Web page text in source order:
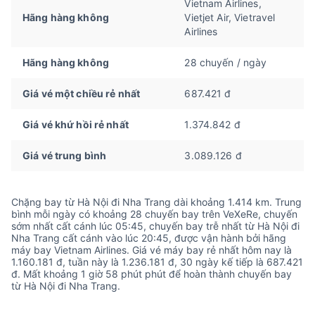
Hãng hàng không
Vietnam Airlines,
Vietjet Air, Vietravel
Airlines
Hãng hàng không 28 chuyến / ngày
Giá vé một chiều rẻ nhất 687.421 đ
Giá vé khứ hồi rẻ nhất 1.374.842 đ
Giá vé trung bình 3.089.126 đ
Chặng bay từ Hà Nội đi Nha Trang dài khoảng 1.414 km. Trung
bình mỗi ngày có khoảng 28 chuyến bay trên VeXeRe, chuyến
sớm nhất cất cánh lúc 05:45, chuyến bay trễ nhất từ Hà Nội đi
Nha Trang cất cánh vào lúc 20:45, được vận hành bởi hãng
máy bay Vietnam Airlines. Giá vé máy bay rẻ nhất hôm nay là
1.160.181 đ, tuần này là 1.236.181 đ, 30 ngày kế tiếp là 687.421
đ. Mất khoảng 1 giờ 58 phút phút để hoàn thành chuyến bay
từ Hà Nội đi Nha Trang.